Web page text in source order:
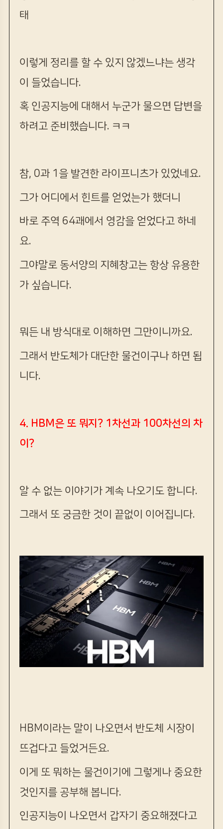
태
이렇게 정리를 할 수 있지 않겠느냐는 생각
이 들었습니다.
혹 인공지능에 대해서 누군가 물으면 답변을
하려고 준비했습니다. ㅋㅋ
참, 0과 1을 발견한 라이프니츠가 있었네요.
그가 어디에서 힌트를 얻었는가 했더니
바로 주역 64괘에서 영감을 얻었다고 하네
요.
그야말로 동서양의 지혜창고는 항상 유용한
가 싶습니다.
뭐든 내 방식대로 이해하면 그만이니까요.
그래서 반도체가 대단한 물건이구나 하면 됩
니다.
4. HBM은 또 뭐지? 1차선과 100차선의 차
이?
알 수 없는 이야기가 계속 나오기도 합니다.
그래서 또 궁금한 것이 끝없이 이어집니다.
HBM이라는 말이 나오면서 반도체 시장이
뜨겁다고 들었거든요.
이게 또 뭐하는 물건이기에 그렇게나 중요한
것인지를 공부해 봅니다.
인공지능이 나오면서 갑자기 중요해졌다고